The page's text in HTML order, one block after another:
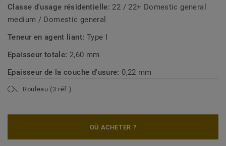
Classe d'usage résidentielle: 22 / 22+ Domestic general
medium / Domestic general
Teneur en agent liant: Type I
Epaisseur totale: 2,60 mm
Epaisseur de la couche d'usure: 0,22 mm
Rouleau (3 réf.)
OÙ ACHETER ?